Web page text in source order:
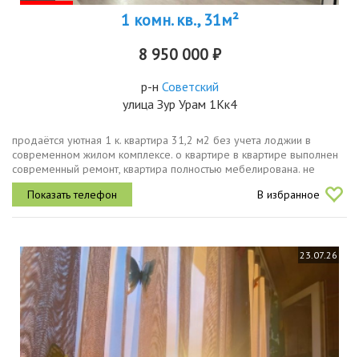
1 комн. кв., 31м²
8 950 000 ₽
р-н Советский
улица Зур Урам 1Кк4
продаётся уютная 1 к. квартира 31,2 м2 без учета лоджии в
современном жилом комплексе. о квартире в квартире выполнен
современный ремонт, квартира полностью мебелирована. не
требует вложений заезжай и живи. натяжные потолки. встроенный...
В избранное
23.07.26